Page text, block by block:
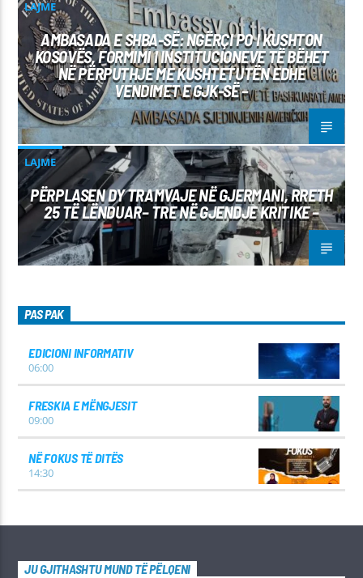
LAJME
AMBASADA E SHBA-SË: NGËRÇI PO I KUSHTON
KOSOVËS, FORMIMI I INSTITUCIONEVE TË BËHET
NË PËRPUTHJE ME KUSHTETUTËN EDHE
VENDIMET E GJK-SË –
LAJME
PËRPLASEN DY TRAMVAJE NË GJERMANI, RRETH
25 TË LËNDUAR– TRE NË GJENDJE KRITIKE –
PAS PAK
EDICIONI INFORMATIV
06:00
FRESKIA E MËNGJESIT
09:00
NË FOKUS TË DITËS
14:30
JU GJITHASHTU MUND TË PËLQENI